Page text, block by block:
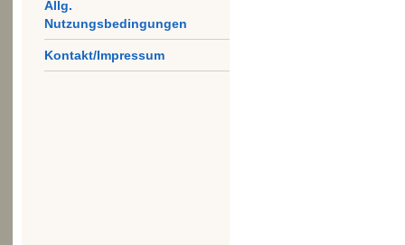
Allg.
Nutzungsbedingungen
Kontakt/Impressum